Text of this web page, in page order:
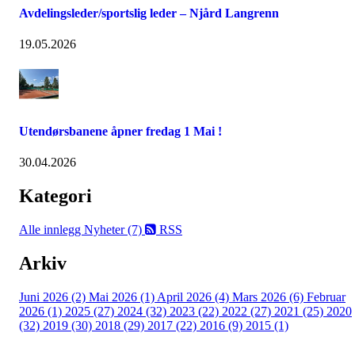
Avdelingsleder/sportslig leder – Njård Langrenn
19.05.2026
Utendørsbanene åpner fredag 1 Mai !
30.04.2026
Kategori
Alle innlegg Nyheter (7) RSS
Arkiv
Juni 2026 (2) Mai 2026 (1) April 2026 (4) Mars 2026 (6) Februar
2026 (1) 2025 (27) 2024 (32) 2023 (22) 2022 (27) 2021 (25) 2020
(32) 2019 (30) 2018 (29) 2017 (22) 2016 (9) 2015 (1)